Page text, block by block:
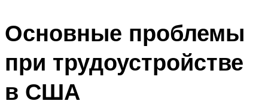
Основные проблемы
при трудоустройстве
в США